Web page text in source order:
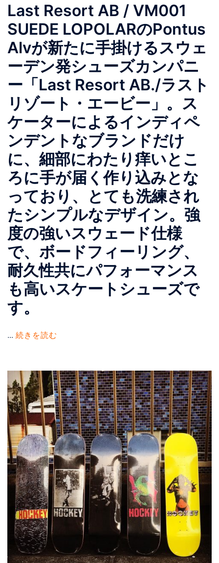
Last Resort AB / VM001
SUEDE LOPOLARのPontus
Alvが新たに手掛けるスウェ
ーデン発シューズカンパニ
ー「Last Resort AB./ラスト
リゾート・エービー」。ス
ケーターによるインディペ
ンデントなブランドだけ
に、細部にわたり痒いとこ
ろに手が届く作り込みとな
っており、とても洗練され
たシンプルなデザイン。強
度の強いスウェード仕様
で、ボードフィーリング、
耐久性共にパフォーマンス
も高いスケートシューズで
す。
... 続きを読む